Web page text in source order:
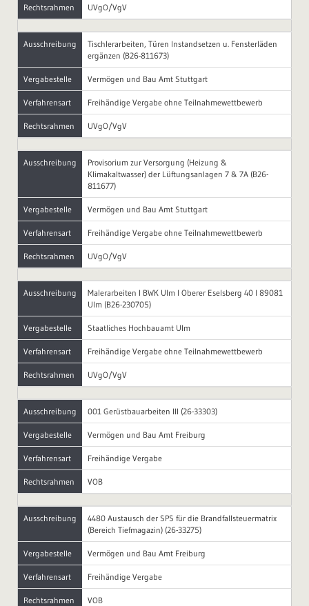
Rechtsrahmen UVgO/VgV
Ausschreibung
Tischlerarbeiten, Türen Instandsetzen u. Fensterläden
ergänzen (B26-811673)
Vergabestelle Vermögen und Bau Amt Stuttgart
Verfahrensart Freihändige Vergabe ohne Teilnahmewettbewerb
Rechtsrahmen UVgO/VgV
Ausschreibung
Provisorium zur Versorgung (Heizung &
Klimakaltwasser) der Lüftungsanlagen 7 & 7A (B26-
811677)
Vergabestelle Vermögen und Bau Amt Stuttgart
Verfahrensart Freihändige Vergabe ohne Teilnahmewettbewerb
Rechtsrahmen UVgO/VgV
Ausschreibung
Malerarbeiten I BWK Ulm I Oberer Eselsberg 40 I 89081
Ulm (B26-230705)
Vergabestelle Staatliches Hochbauamt Ulm
Verfahrensart Freihändige Vergabe ohne Teilnahmewettbewerb
Rechtsrahmen UVgO/VgV
Ausschreibung 001 Gerüstbauarbeiten III (26-33303)
Vergabestelle Vermögen und Bau Amt Freiburg
Verfahrensart Freihändige Vergabe
Rechtsrahmen VOB
Ausschreibung
4480 Austausch der SPS für die Brandfallsteuermatrix
(Bereich Tiefmagazin) (26-33275)
Vergabestelle Vermögen und Bau Amt Freiburg
Verfahrensart Freihändige Vergabe
Rechtsrahmen VOB